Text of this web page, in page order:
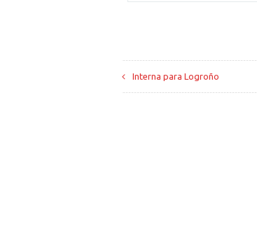
Interna para Logroño